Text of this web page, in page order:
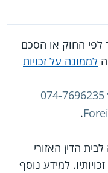
לפי החוק או הסכם
לממונה על זכויות
074-7696235
.
הדין האזורי
למידע נוסף